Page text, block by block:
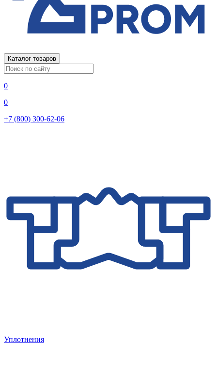
Каталог товаров
0
0
+7 (800) 300-62-06
Уплотнения